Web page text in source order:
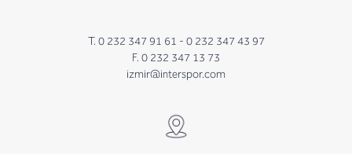
T. 0 232 347 91 61 - 0 232 347 43 97
F. 0 232 347 13 73
izmir@interspor.com